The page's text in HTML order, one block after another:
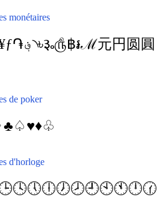
monétaires
ƒ֏؋৲৳૱௹฿៛ℳ元円 圆 圓
de poker
♣♤♥♦♧
d'horloge
🕓🕔🕕🕖🕗🕘🕙🕚🕛🕜